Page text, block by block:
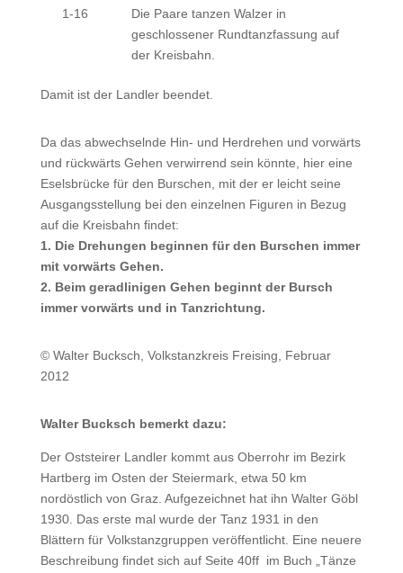
1-16
Die Paare tanzen Walzer in
geschlossener Rundtanzfassung auf
der Kreisbahn.
Damit ist der Landler beendet.
Da das abwechselnde Hin- und Herdrehen und vorwärts
und rückwärts Gehen verwirrend sein könnte, hier eine
Eselsbrücke für den Burschen, mit der er leicht seine
Ausgangsstellung bei den einzelnen Figuren in Bezug
auf die Kreisbahn findet:
1. Die Drehungen beginnen für den Burschen immer
mit vorwärts Gehen.
2. Beim geradlinigen Gehen beginnt der Bursch
immer vorwärts und in Tanzrichtung.
© Walter Bucksch, Volkstanzkreis Freising, Februar
2012
Walter Bucksch bemerkt dazu:
Der Oststeirer Landler kommt aus Oberrohr im Bezirk
Hartberg im Osten der Steiermark, etwa 50 km
nordöstlich von Graz. Aufgezeichnet hat ihn Walter Göbl
1930. Das erste mal wurde der Tanz 1931 in den
Blättern für Volkstanzgruppen veröffentlicht. Eine neuere
Beschreibung findet sich auf Seite 40ff im Buch „Tänze